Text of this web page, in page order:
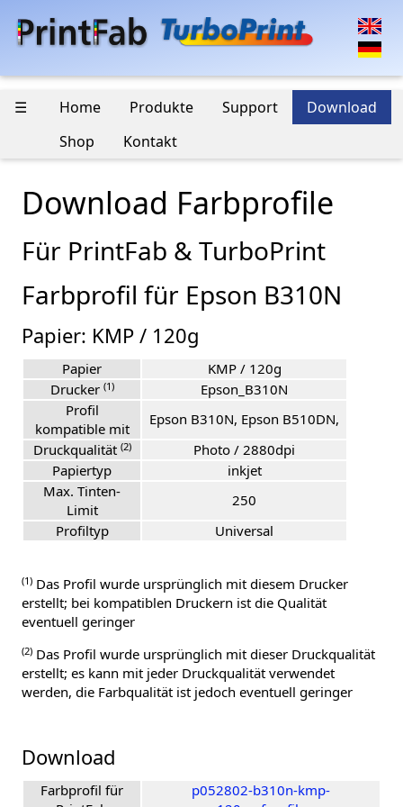
☰ Home Produkte Support
Download
Shop
Kontakt
Download Farbprofile
Für PrintFab & TurboPrint
Farbprofil für Epson B310N
Papier: KMP / 120g
Papier
KMP / 120g
Drucker (1)
Epson_B310N
Profil
kompatible mit
Epson B310N, Epson B510DN,
Druckqualität (2)
Photo / 2880dpi
Papiertyp
inkjet
Max. Tinten-
Limit
250
Profiltyp
Universal
(1) Das Profil wurde ursprünglich mit diesem Drucker
erstellt; bei kompatiblen Druckern ist die Qualität
eventuell geringer
(2) Das Profil wurde ursprünglich mit dieser Druckqualität
erstellt; es kann mit jeder Druckqualität verwendet
werden, die Farbqualität ist jedoch eventuell geringer
Download
Farbprofil für
p052802-b310n-kmp-